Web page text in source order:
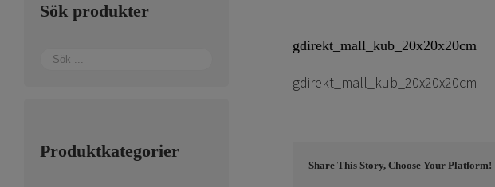
gdirekt_mall_kub_20x20x20cm
gdirekt_mall_kub_20x20x20cm
Share This Story, Choose Your Platform!
Sök produkter
Produktkategorier